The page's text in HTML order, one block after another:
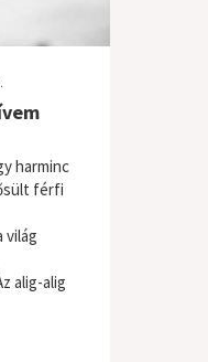
harminc
férfi
világ
alig-alig